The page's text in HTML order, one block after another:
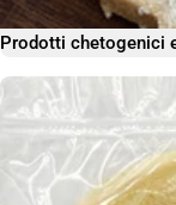
Prodotti chetogenici